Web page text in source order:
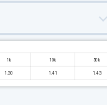
1k 10k 50k
1.30 1.41 1.43